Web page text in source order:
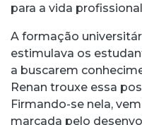
para a vida
A formação
estimulava os
a buscarem
Renan trouxe essa
Firmando-se nela,
marcada pelo